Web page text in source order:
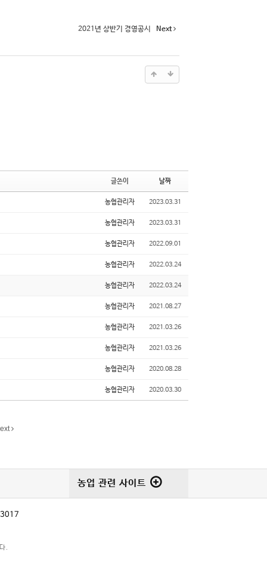
2021년 상반기 경영공시 Next
글쓴이 날짜
농협관리자 2023.03.31
농협관리자 2023.03.31
농협관리자 2022.09.01
농협관리자 2022.03.24
농협관리자 2022.03.24
농협관리자 2021.08.27
농협관리자 2021.03.26
농협관리자 2021.03.26
농협관리자 2020.08.28
농협관리자 2020.03.30
농업 관련 사이트
.